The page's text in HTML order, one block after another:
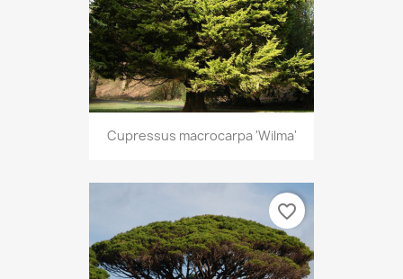
Cupressus macrocarpa 'Wilma'
favorite_border